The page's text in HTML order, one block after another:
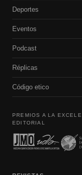
Deportes
Eventos
Podcast
Réplicas
Código etico
PREMIOS A LA
EDITORIAL